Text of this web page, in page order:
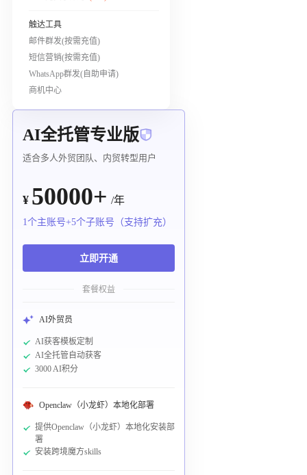
触达工具
邮件群发(按需充值)
短信营销(按需充值)
WhatsApp群发(自助申请)
商机中心
AI全托管专业版
适合多人外贸团队、内贸转型用户
¥ 50000+ /年
1个主账号+5个子账号（支持扩充）
立即开通
套餐权益
AI外贸员
AI获客模板定制
AI全托管自动获客
3000 AI积分
Openclaw（小龙虾）本地化部署
提供Openclaw（小龙虾）本地化安装部
署
安装跨境魔方skills